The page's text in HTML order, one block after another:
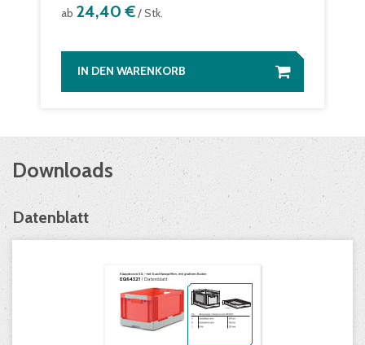
ab 24,40 €/ Stk.
IN DEN WARENKORB
Downloads
Datenblatt